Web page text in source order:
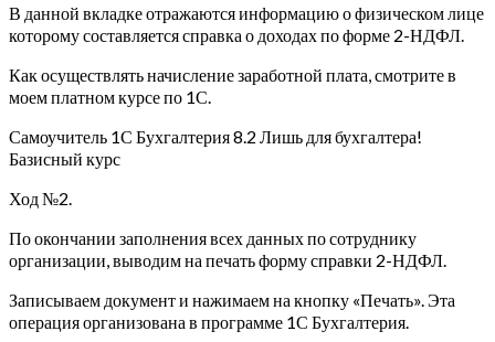
В данной вкладке отражаются информацию о физическом лице
которому составляется справка о доходах по форме 2-НДФЛ.
Как осуществлять начисление заработной плата, смотрите в
моем платном курсе по 1С.
Самоучитель 1С Бухгалтерия 8.2 Лишь для бухгалтера!
Базисный курс
Ход №2.
По окончании заполнения всех данных по сотруднику
организации, выводим на печать форму справки 2-НДФЛ.
Записываем документ и нажимаем на кнопку «Печать». Эта
операция организована в программе 1С Бухгалтерия.